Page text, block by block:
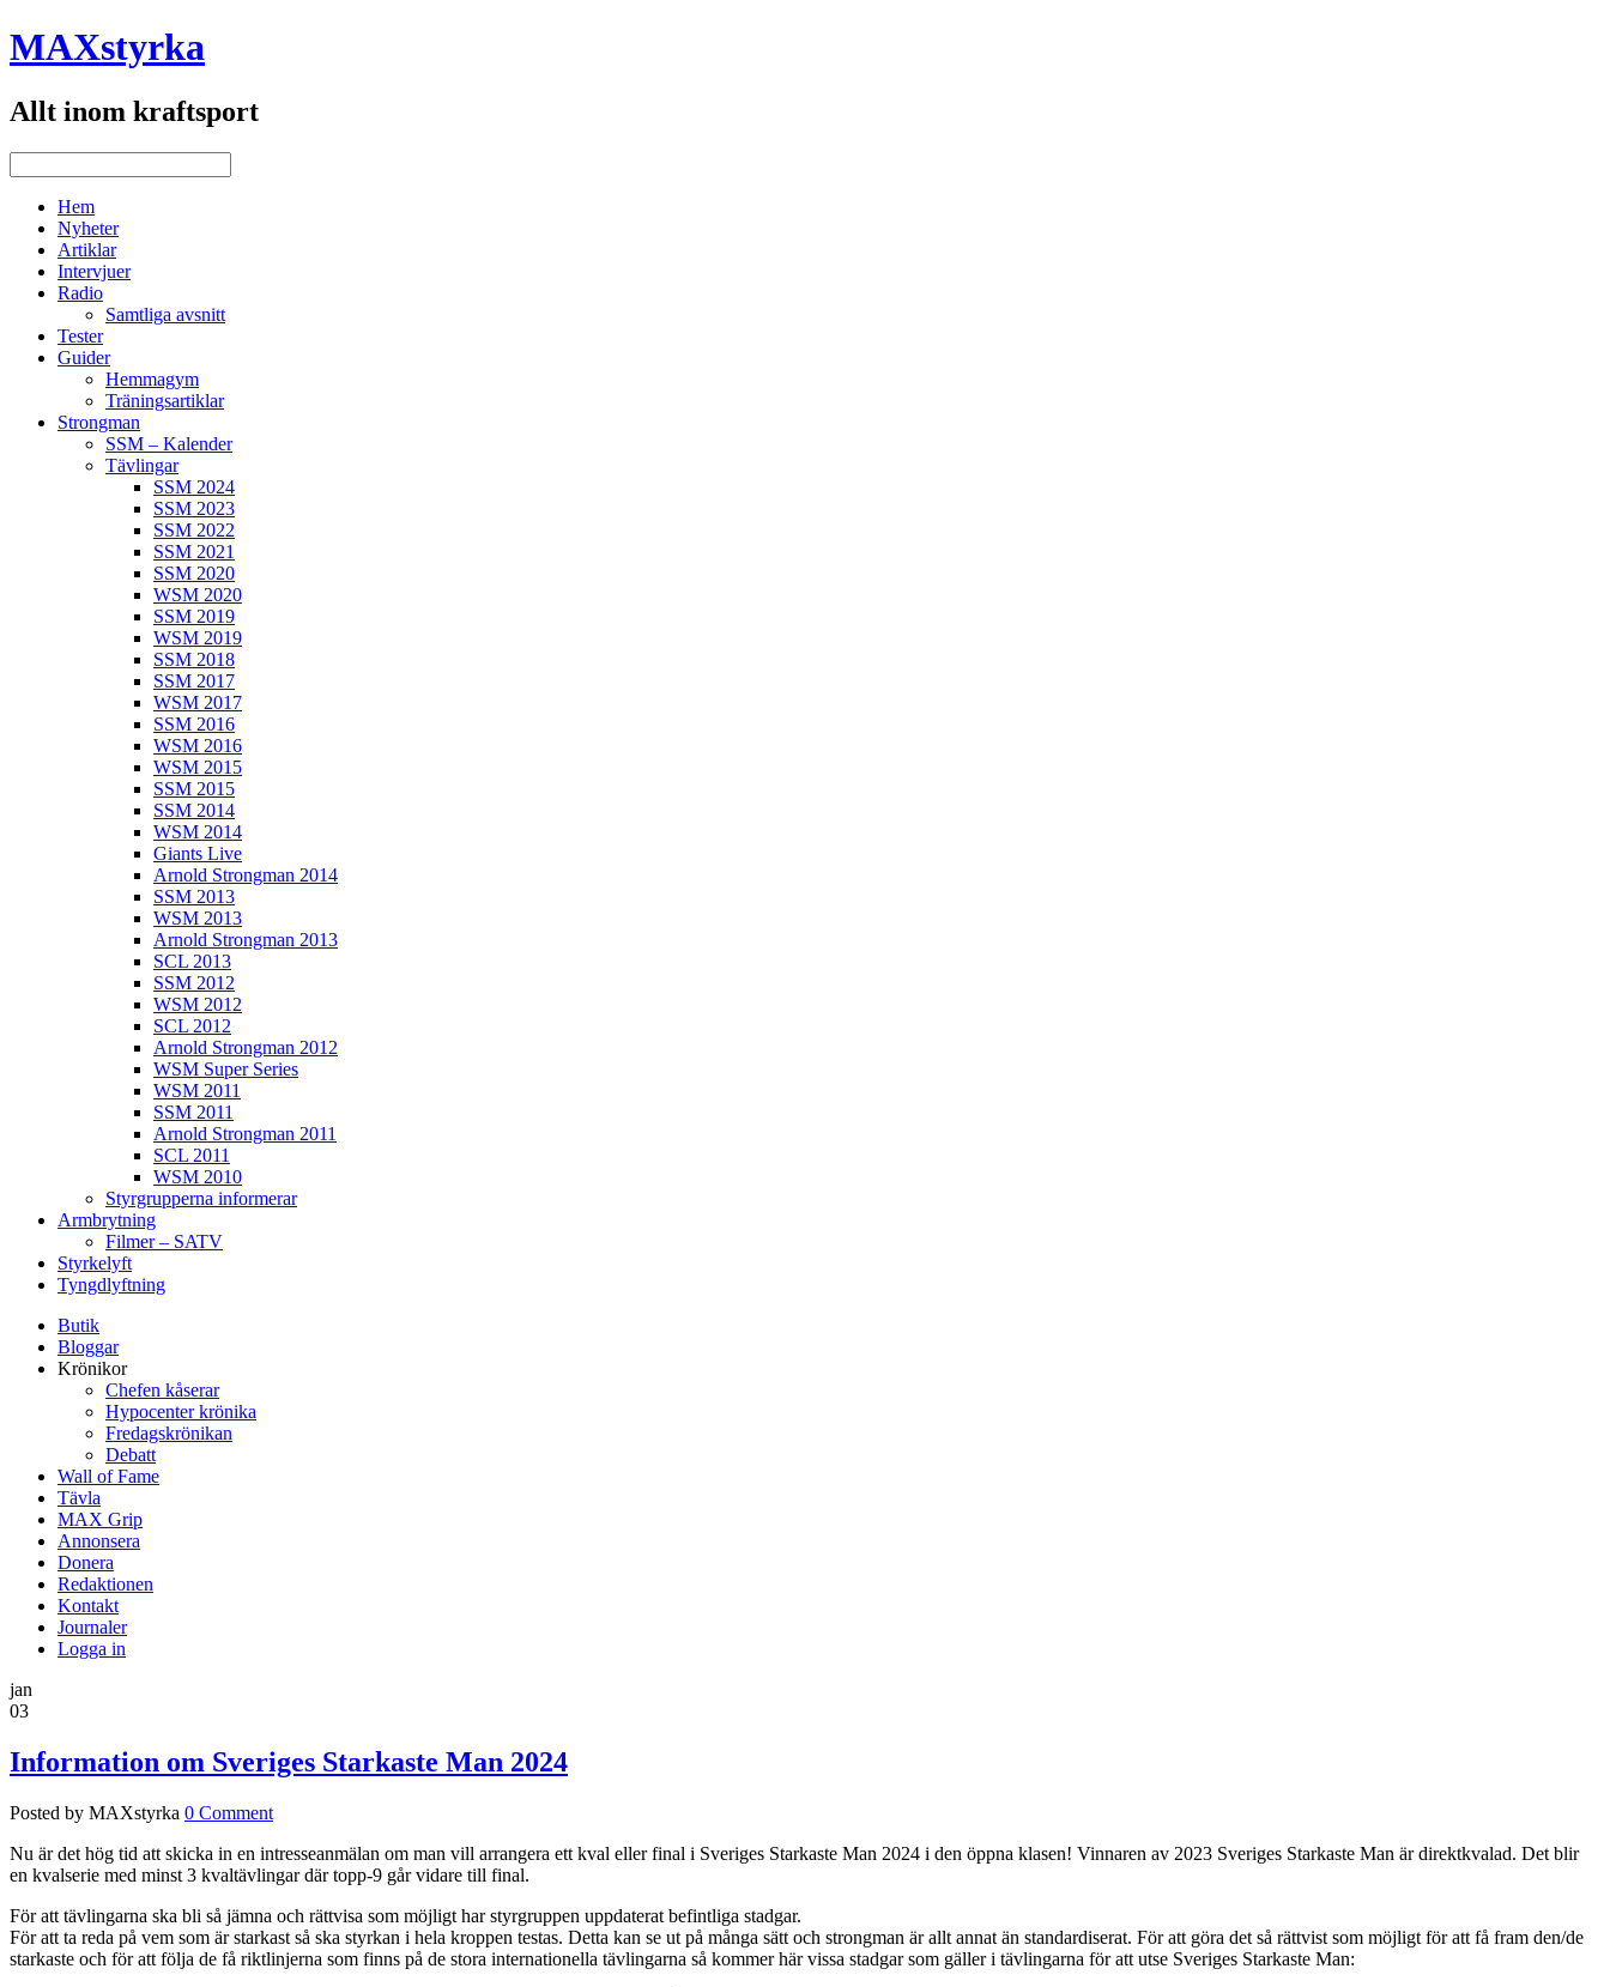
MAXstyrka
Allt inom kraftsport
Hem
Nyheter
Artiklar
Intervjuer
Radio
Samtliga avsnitt
Tester
Guider
Hemmagym
Träningsartiklar
Strongman
SSM – Kalender
Tävlingar
SSM 2024
SSM 2023
SSM 2022
SSM 2021
SSM 2020
WSM 2020
SSM 2019
WSM 2019
SSM 2018
SSM 2017
WSM 2017
SSM 2016
WSM 2016
WSM 2015
SSM 2015
SSM 2014
WSM 2014
Giants Live
Arnold Strongman 2014
SSM 2013
WSM 2013
Arnold Strongman 2013
SCL 2013
SSM 2012
WSM 2012
SCL 2012
Arnold Strongman 2012
WSM Super Series
WSM 2011
SSM 2011
Arnold Strongman 2011
SCL 2011
WSM 2010
Styrgrupperna informerar
Armbrytning
Filmer – SATV
Styrkelyft
Tyngdlyftning
Butik
Bloggar
Krönikor
Chefen kåserar
Hypocenter krönika
Fredagskrönikan
Debatt
Wall of Fame
Tävla
MAX Grip
Annonsera
Donera
Redaktionen
Kontakt
Journaler
Logga in
jan
03
Information om Sveriges Starkaste Man 2024
Posted by MAXstyrka 0 Comment
Nu är det hög tid att skicka in en intresseanmälan om man vill arrangera ett kval eller final i Sveriges Starkaste Man 2024 i den öppna klasen! Vinnaren av 2023 Sveriges Starkaste Man är direktkvalad. Det blir
en kvalserie med minst 3 kvaltävlingar där topp-9 går vidare till final.
För att tävlingarna ska bli så jämna och rättvisa som möjligt har styrgruppen uppdaterat befintliga stadgar.
För att ta reda på vem som är starkast så ska styrkan i hela kroppen testas. Detta kan se ut på många sätt och strongman är allt annat än standardiserat. För att göra det så rättvist som möjligt för att få fram den/de
starkaste och för att följa de få riktlinjerna som finns på de stora internationella tävlingarna så kommer här vissa stadgar som gäller i tävlingarna för att utse Sveriges Starkaste Man: